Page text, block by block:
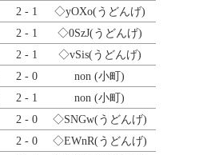
2 - 1 ◇yOXo(うどんげ)
2 - 1 ◇0SzJ(うどんげ)
2 - 1 ◇vSis(うどんげ)
2 - 0 non (小町)
2 - 1 non (小町)
2 - 0 ◇SNGw(うどんげ)
2 - 0 ◇EWnR(うどんげ)